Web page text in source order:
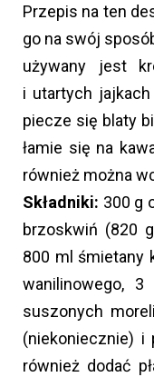
Przepis na ten
go na swój
używany jest
i utartych
piecze się blaty
łamie się na
również można
Składniki: 300 g
brzoskwiń (820
800 ml śmietany
wanilinowego,
suszonych
(niekoniecznie) i
również dodać